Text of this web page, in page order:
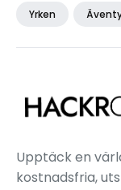
Yrken
Upptäck en
kostnadsfria,